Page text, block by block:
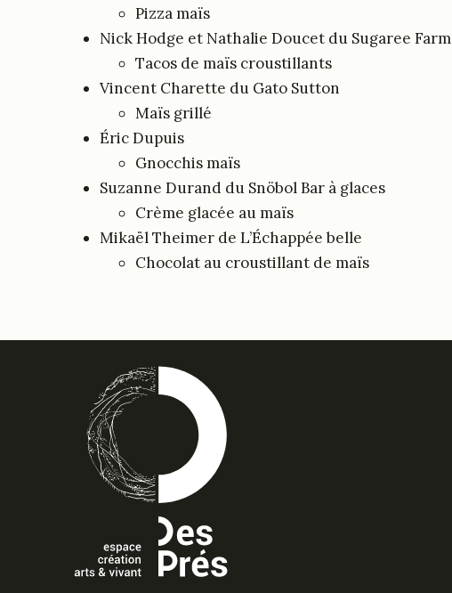
Pizza maïs
Nick Hodge et Nathalie Doucet du Sugaree Farm
Tacos de maïs croustillants
Vincent Charette du Gato Sutton
Maïs grillé
Éric Dupuis
Gnocchis maïs
Suzanne Durand du Snöbol Bar à glaces
Crème glacée au maïs
Mikaël Theimer de L’Échappée belle
Chocolat au croustillant de maïs